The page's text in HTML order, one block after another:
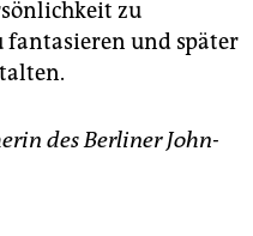
zu
und später
des Berliner John-